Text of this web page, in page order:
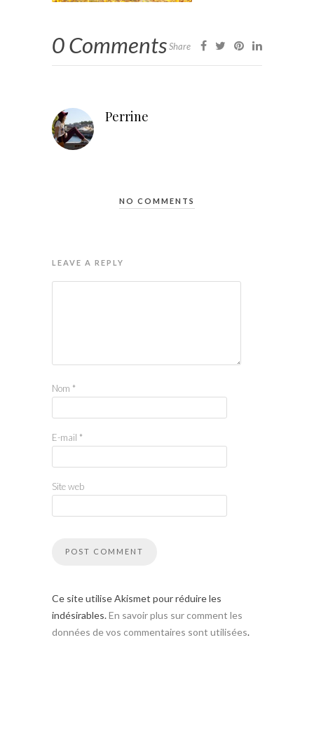
0 CommentsShare
Perrine
NO COMMENTS
LEAVE A REPLY
Nom *
E-mail *
Site web
Ce site utilise Akismet pour réduire les
indésirables.En savoir plus sur comment les
données de vos commentaires sont utilisées.